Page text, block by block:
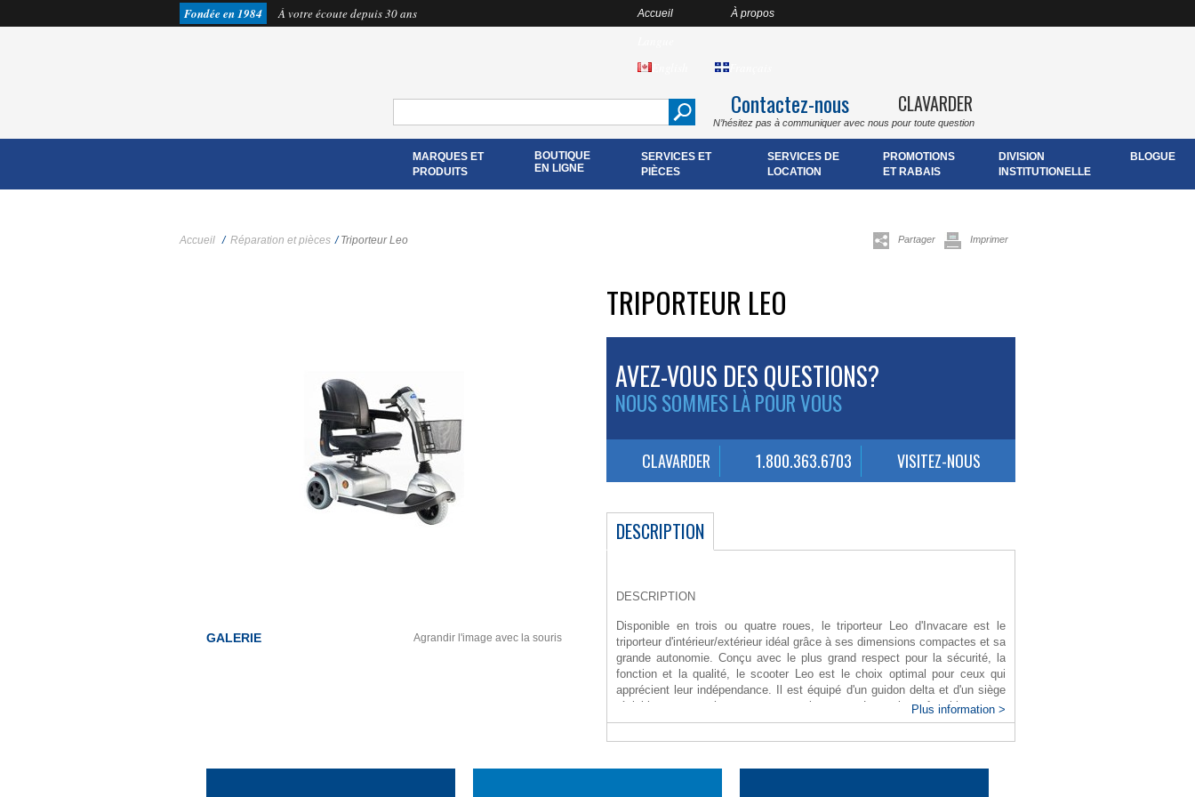
Fondée en 1984 À votre écoute depuis 30 ans Accueil À propos
Contactez-nous CLAVARDER
N’hésitez pas à communiquer avec nous pour toute question
MARQUES ET
PRODUITS
BOUTIQUE
EN LIGNE
SERVICES ET
PIÈCES
SERVICES DE
LOCATION
PROMOTIONS
ET RABAIS
DIVISION
INSTITUTIONELLE
BLOGUE
Accueil / Réparation et pièces / Triporteur Leo Partager Imprimer
GALERIE Agrandir l'image avec la souris
TRIPORTEUR LEO
AVEZ-VOUS DES QUESTIONS?
NOUS SOMMES LÀ POUR VOUS
CLAVARDER 1.800.363.6703 VISITEZ-NOUS
DESCRIPTION
DESCRIPTION
Disponible en trois ou quatre roues, le triporteur Leo d'Invacare est le
triporteur d'intérieur/extérieur idéal grâce à ses dimensions compactes et sa
grande autonomie. Conçu avec le plus grand respect pour la sécurité, la
fonction et la qualité, le scooter Leo est le choix optimal pour ceux qui
apprécient leur indépendance. Il est équipé d'un guidon delta et d'un siège
réglable pour que chaque voyage sur le scooter Leo soit confortable.
Plus information >